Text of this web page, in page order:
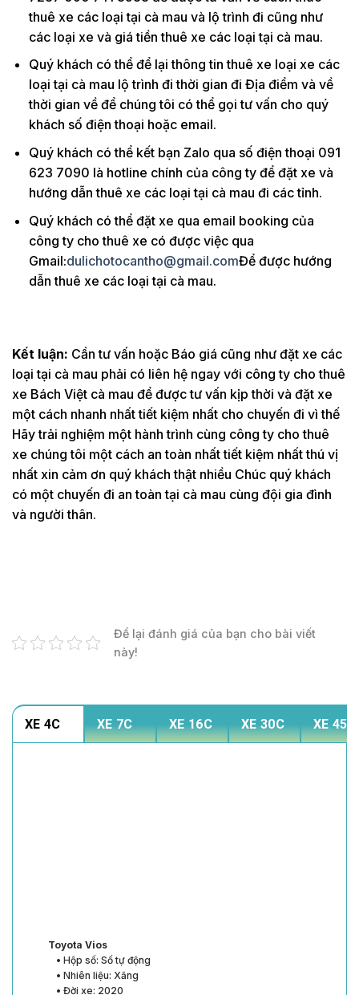
thuê xe các loại tại cà mau và lộ trình đi cũng như
các loại xe và giá tiền thuê xe các loại tại cà mau.
Quý khách có thể để lại thông tin thuê xe loại xe các
loại tại cà mau lộ trình đi thời gian đi Địa điểm và về
thời gian về để chúng tôi có thể gọi tư vấn cho quý
khách số điện thoại hoặc email.
Quý khách có thể kết bạn Zalo qua số điện thoại 091
623 7090 là hotline chính của công ty để đặt xe và
hướng dẫn thuê xe các loại tại cà mau đi các tỉnh.
Quý khách có thể đặt xe qua email booking của
công ty cho thuê xe có được việc qua
Gmail:dulichotocantho@gmail.comĐể được hướng
dẫn thuê xe các loại tại cà mau.
Kết luận: Cần tư vấn hoặc Báo giá cũng như đặt xe các
loại tại cà mau phải có liên hệ ngay với công ty cho thuê
xe Bách Việt cà mau để được tư vấn kịp thời và đặt xe
một cách nhanh nhất tiết kiệm nhất cho chuyến đi vì thế
Hãy trải nghiệm một hành trình cùng công ty cho thuê
xe chúng tôi một cách an toàn nhất tiết kiệm nhất thú vị
nhất xin cảm ơn quý khách thật nhiều Chúc quý khách
có một chuyến đi an toàn tại cà mau cùng đội gia đình
và người thân.
Để lại đánh giá của bạn cho bài viết
này!
XE 4C XE 7C XE 16C XE 30C XE 45C
Toyota Vios
• Hộp số: Số tự động
• Nhiên liệu: Xăng
• Đời xe: 2020